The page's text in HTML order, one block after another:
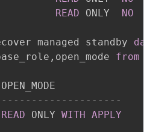
READ ONLY NO
managed standby
, open_mode from
READ ONLY WITH APPLY